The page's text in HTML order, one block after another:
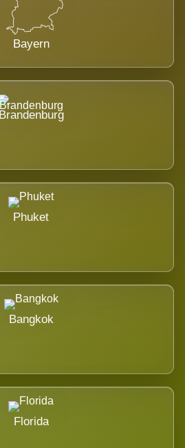
Bayern
Brandenburg
Phuket
Bangkok
Florida